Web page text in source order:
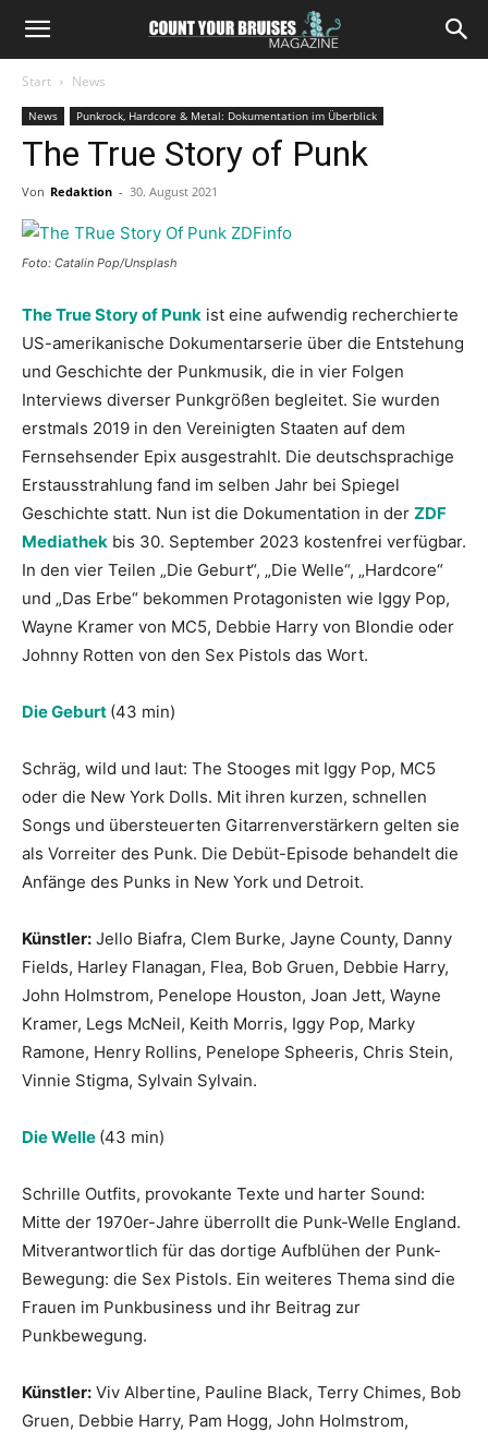
Start News
News Punkrock, Hardcore & Metal: Dokumentation im Überblick
The True Story of Punk
Von Redaktion - 30. August 2021
Foto: Catalin Pop/Unsplash
The True Story of Punk ist eine aufwendig recherchierte
US-amerikanische Dokumentarserie über die Entstehung
und Geschichte der Punkmusik, die in vier Folgen
Interviews diverser Punkgrößen begleitet. Sie wurden
erstmals 2019 in den Vereinigten Staaten auf dem
Fernsehsender Epix ausgestrahlt. Die deutschsprachige
Erstausstrahlung fand im selben Jahr bei Spiegel
Geschichte statt. Nun ist die Dokumentation in der ZDF
Mediathek bis 30. September 2023 kostenfrei verfügbar.
In den vier Teilen „Die Geburt“, „Die Welle“, „Hardcore“
und „Das Erbe“ bekommen Protagonisten wie Iggy Pop,
Wayne Kramer von MC5, Debbie Harry von Blondie oder
Johnny Rotten von den Sex Pistols das Wort.
Die Geburt (43 min)
Schräg, wild und laut: The Stooges mit Iggy Pop, MC5
oder die New York Dolls. Mit ihren kurzen, schnellen
Songs und übersteuerten Gitarrenverstärkern gelten sie
als Vorreiter des Punk. Die Debüt-Episode behandelt die
Anfänge des Punks in New York und Detroit.
Künstler: Jello Biafra, Clem Burke, Jayne County, Danny
Fields, Harley Flanagan, Flea, Bob Gruen, Debbie Harry,
John Holmstrom, Penelope Houston, Joan Jett, Wayne
Kramer, Legs McNeil, Keith Morris, Iggy Pop, Marky
Ramone, Henry Rollins, Penelope Spheeris, Chris Stein,
Vinnie Stigma, Sylvain Sylvain.
Die Welle (43 min)
Schrille Outfits, provokante Texte und harter Sound:
Mitte der 1970er-Jahre überrollt die Punk-Welle England.
Mitverantwortlich für das dortige Aufblühen der Punk-
Bewegung: die Sex Pistols. Ein weiteres Thema sind die
Frauen im Punkbusiness und ihr Beitrag zur
Punkbewegung.
Künstler: Viv Albertine, Pauline Black, Terry Chimes, Bob
Gruen, Debbie Harry, Pam Hogg, John Holmstrom,